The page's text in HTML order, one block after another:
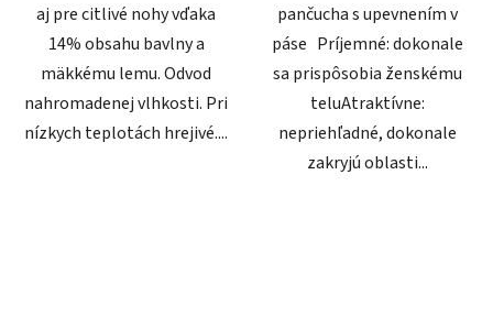
aj pre citlivé nohy vďaka
14% obsahu bavlny a
mäkkému lemu. Odvod
nahromadenej vlhkosti. Pri
nízkych teplotách hrejivé....
pančucha s upevnením v
páse Príjemné: dokonale
sa prispôsobia ženskému
teluAtraktívne:
nepriehľadné, dokonale
zakryjú oblasti...